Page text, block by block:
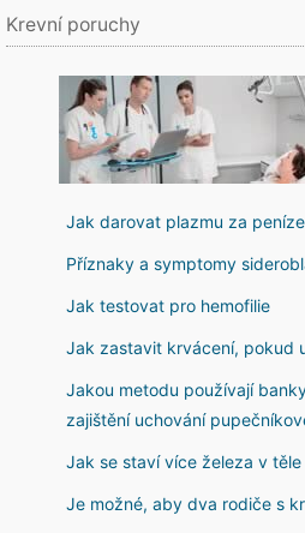
Krevní poruchy
Jak darovat plazmu za
Příznaky a symptomy
Jak testovat pro hemofilie
Jak zastavit krvácení, pokud
Jakou metodu používají
zajištění uchování
Jak se staví více železa v těle
Je možné, aby dva rodiče s